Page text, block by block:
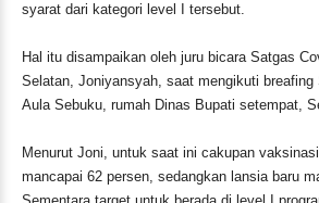
syarat dari kategori level I tersebut.
Hal itu disampaikan oleh juru bicara Satgas
Selatan, Joniyansyah, saat mengikuti breafing
Aula Sebuku, rumah Dinas Bupati setempat,
Menurut Joni, untuk saat ini cakupan
mancapai 62 persen, sedangkan lansia baru